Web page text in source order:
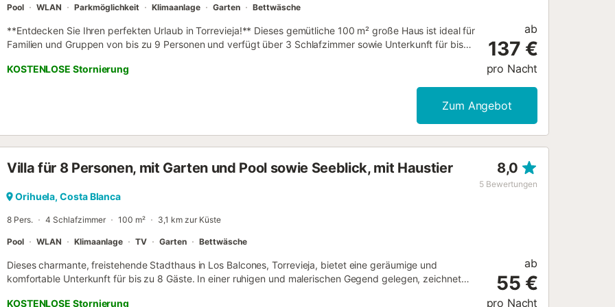
Pool WLAN Parkmöglichkeit Klimaanlage Garten Bettwäsche
**Entdecken Sie Ihren perfekten Urlaub in Torrevieja!** Dieses gemütliche 100 m² große Haus ist ideal für
Familien und Gruppen von bis zu 9 Personen und verfügt über 3 Schlafzimmer sowie Unterkunft für bis
Entspannen unter der Sonne der Costa Blanca. Die großzügige **350 m² große Terrasse** und der
**umzäunte Garten** laden zum Verweilen im Freien ein, mit Gartenmöbeln und einem Grill. Im Inneren ist
KOSTENLOSE Stornierung
ab
137 €
pro Nacht
Zum Angebot
Villa für 8 Personen, mit Garten und Pool sowie Seeblick, mit Haustier 8,0
5 Bewertungen
Orihuela, Costa Blanca
8 Pers. 4 Schlafzimmer 100 m² 3,1 km zur Küste
Pool WLAN Klimaanlage TV Garten Bettwäsche
Dieses charmante, freistehende Stadthaus in Los Balcones, Torrevieja, bietet eine geräumige und
komfortable Unterkunft für bis zu 8 Gäste. In einer ruhigen und malerischen Gegend gelegen, zeichnet
KOSTENLOSE Stornierung
ab
55 €
pro Nacht